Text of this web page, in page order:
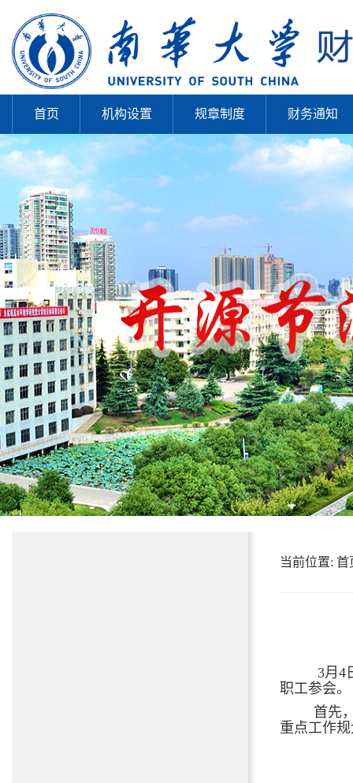
首页 机构设置 规章制度 财务通知
当前位置: 首
3月4
职工参会。
首先
重点工作